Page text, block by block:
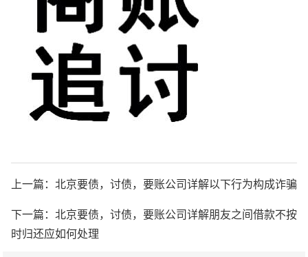
上一篇： 北京要债，讨债，要账公司详解以下行为构成诈骗
下一篇： 北京要债，讨债，要账公司详解朋友之间借款不按
时归还应如何处理